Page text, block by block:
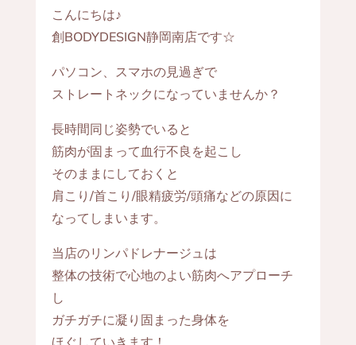
こんにちは♪
創BODYDESIGN静岡南店です☆
パソコン、スマホの見過ぎで
ストレートネックになっていませんか？
長時間同じ姿勢でいると
筋肉が固まって血行不良を起こし
そのままにしておくと
肩こり/首こり/眼精疲労/頭痛などの原因に
なってしまいます。
当店のリンパドレナージュは
整体の技術で心地のよい筋肉へアプローチ
し
ガチガチに凝り固まった身体を